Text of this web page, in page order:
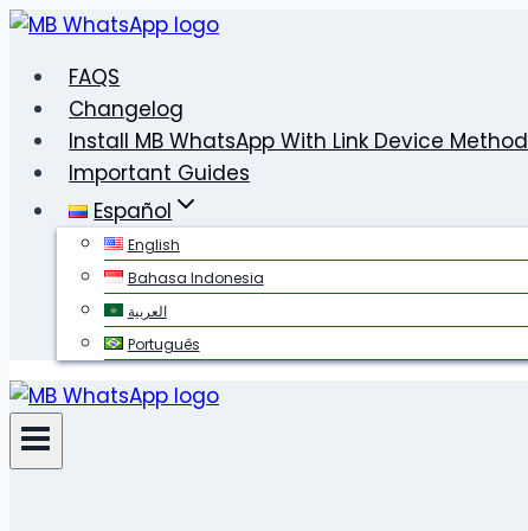
Saltar
contenido
FAQS
Changelog
Install MB WhatsApp With Link Device Method
Important Guides
Español
English
Bahasa Indonesia
العربية
Português